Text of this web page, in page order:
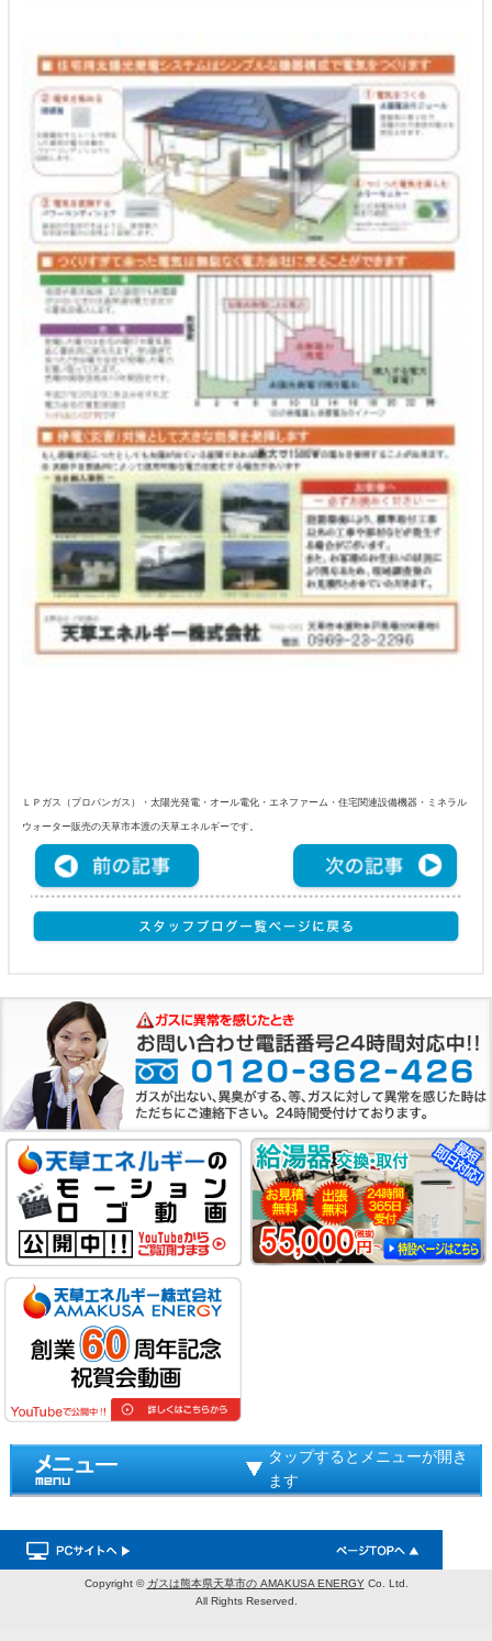
ＬＰガス（プロパンガス）・太陽光発電・オール電化・エネファーム・住宅関連設備機器・ミネラル
ウォーター販売の天草市本渡の天草エネルギーです。
タップするとメニューが開き
ます
Copyright © ガスは熊本県天草市の AMAKUSA ENERGYCo. Ltd.
All Rights Reserved.